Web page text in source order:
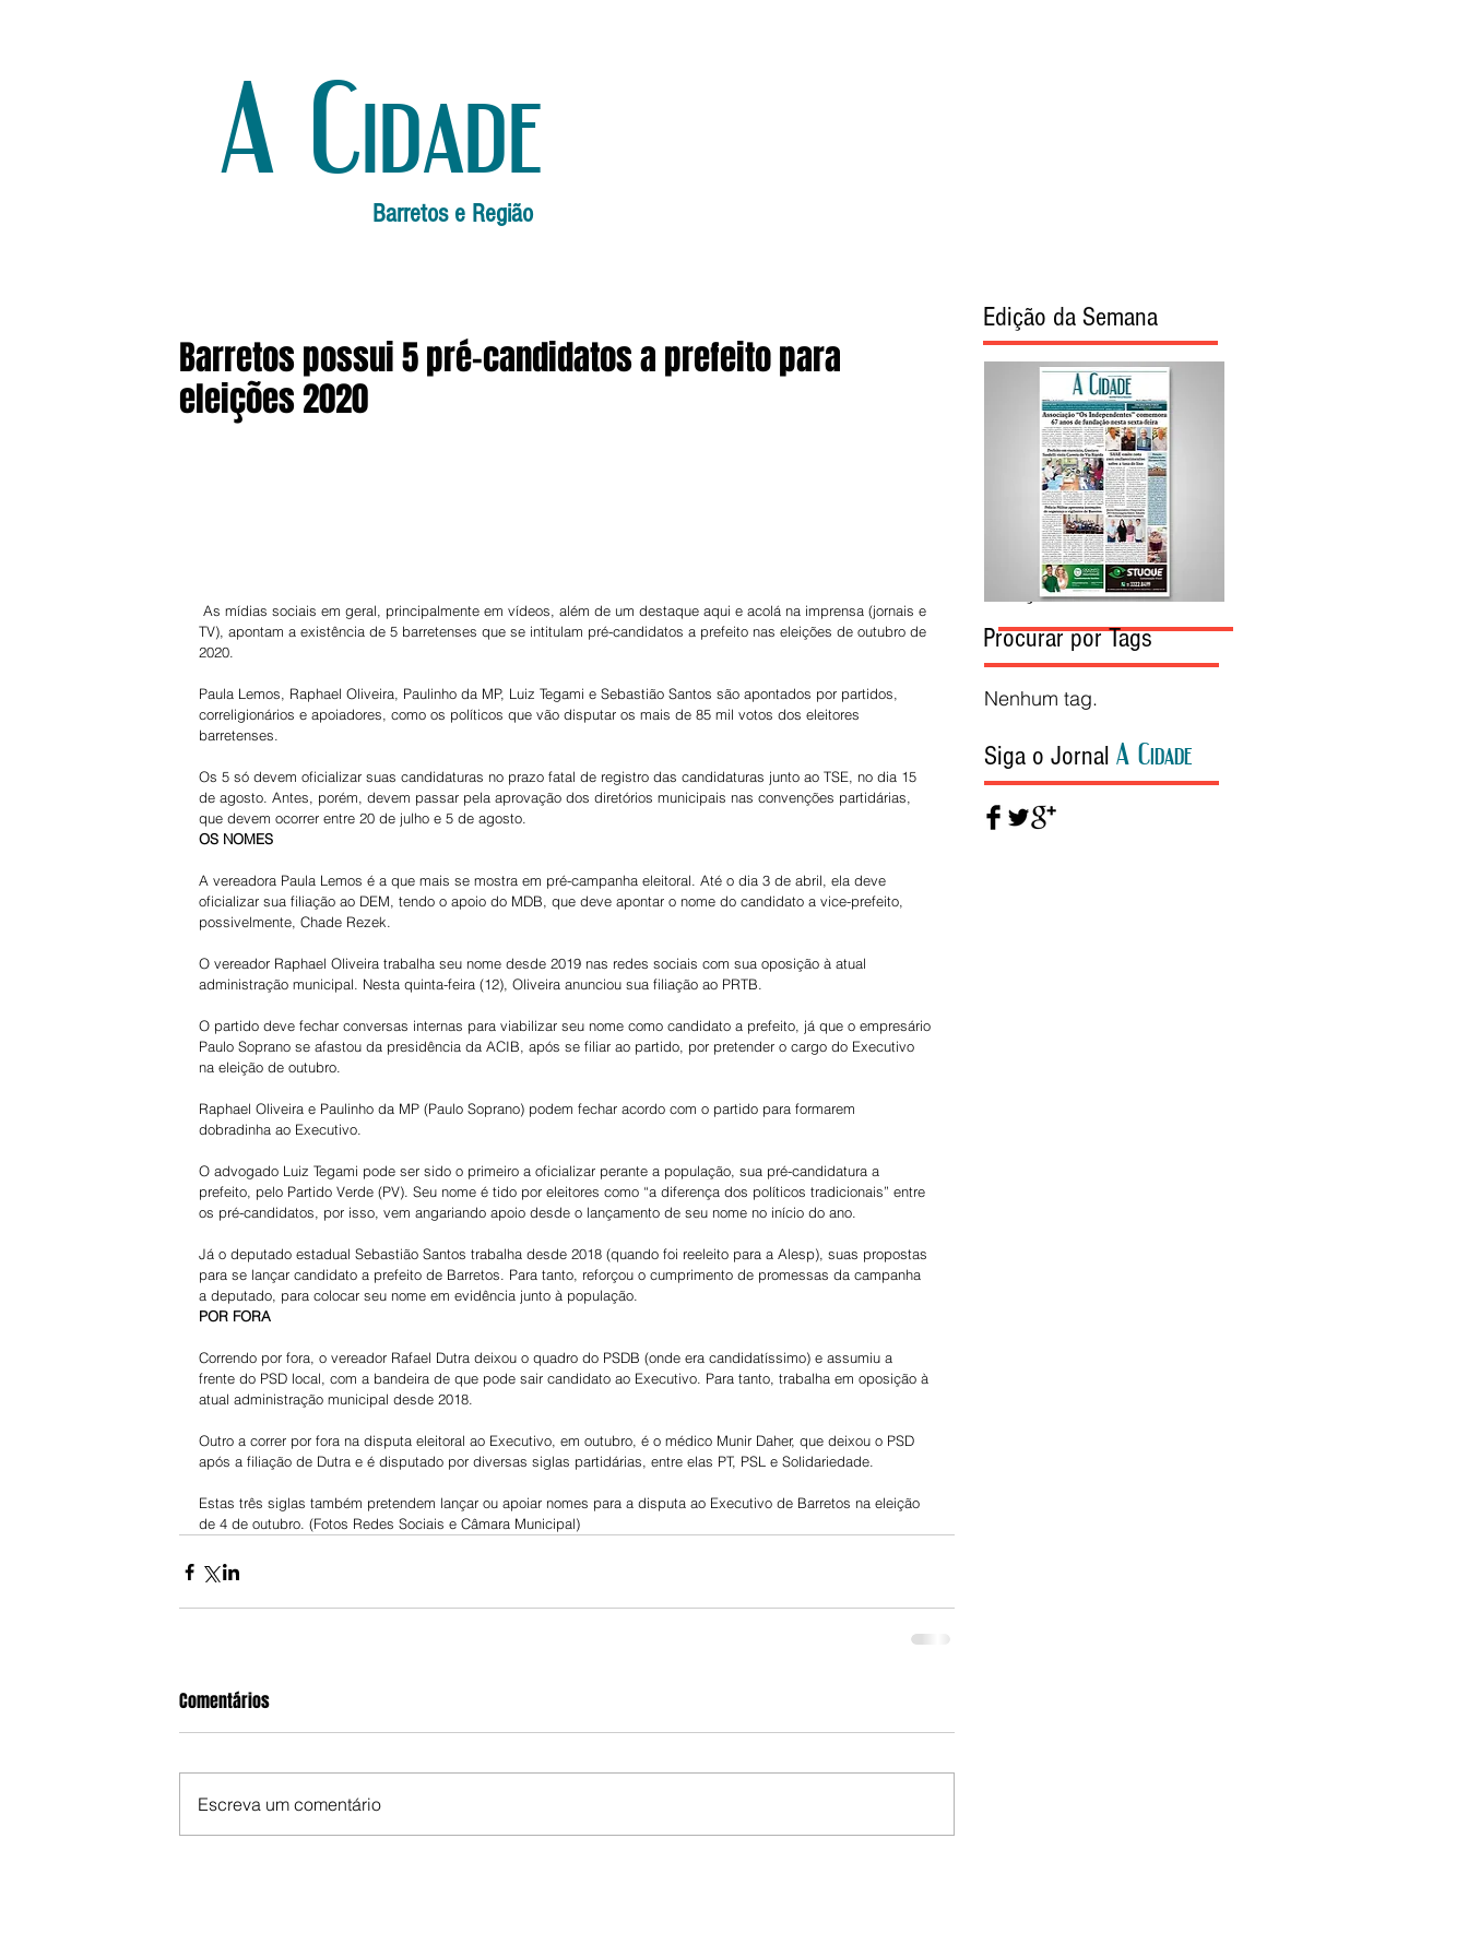
A Cidade
Barretos e Região
Barretos possui 5 pré-candidatos a prefeito para
eleições 2020
TV), apontam a existência de 5 barretenses que se intitulam pré-candidatos a prefeito nas eleições de outubro de
2020.
Paula Lemos, Raphael Oliveira, Paulinho da MP, Luiz Tegami e Sebastião Santos são apontados por partidos,
correligionários e apoiadores, como os políticos que vão disputar os mais de 85 mil votos dos eleitores
barretenses.
Os 5 só devem oficializar suas candidaturas no prazo fatal de registro das candidaturas junto ao TSE, no dia 15
de agosto. Antes, porém, devem passar pela aprovação dos diretórios municipais nas convenções partidárias,
que devem ocorrer entre 20 de julho e 5 de agosto.
OS NOMES
A vereadora Paula Lemos é a que mais se mostra em pré-campanha eleitoral. Até o dia 3 de abril, ela deve
oficializar sua filiação ao DEM, tendo o apoio do MDB, que deve apontar o nome do candidato a vice-prefeito,
possivelmente, Chade Rezek.
O vereador Raphael Oliveira trabalha seu nome desde 2019 nas redes sociais com sua oposição à atual
administração municipal. Nesta quinta-feira (12), Oliveira anunciou sua filiação ao PRTB.
O partido deve fechar conversas internas para viabilizar seu nome como candidato a prefeito, já que o empresário
Paulo Soprano se afastou da presidência da ACIB, após se filiar ao partido, por pretender o cargo do Executivo
na eleição de outubro.
Raphael Oliveira e Paulinho da MP (Paulo Soprano) podem fechar acordo com o partido para formarem
dobradinha ao Executivo.
O advogado Luiz Tegami pode ser sido o primeiro a oficializar perante a população, sua pré-candidatura a
prefeito, pelo Partido Verde (PV). Seu nome é tido por eleitores como “a diferença dos políticos tradicionais” entre
os pré-candidatos, por isso, vem angariando apoio desde o lançamento de seu nome no início do ano.
Já o deputado estadual Sebastião Santos trabalha desde 2018 (quando foi reeleito para a Alesp), suas propostas
para se lançar candidato a prefeito de Barretos. Para tanto, reforçou o cumprimento de promessas da campanha
a deputado, para colocar seu nome em evidência junto à população.
POR FORA
Correndo por fora, o vereador Rafael Dutra deixou o quadro do PSDB (onde era candidatíssimo) e assumiu a
frente do PSD local, com a bandeira de que pode sair candidato ao Executivo. Para tanto, trabalha em oposição à
atual administração municipal desde 2018.
Outro a correr por fora na disputa eleitoral ao Executivo, em outubro, é o médico Munir Daher, que deixou o PSD
após a filiação de Dutra e é disputado por diversas siglas partidárias, entre elas PT, PSL e Solidariedade.
Estas três siglas também pretendem lançar ou apoiar nomes para a disputa ao Executivo de Barretos na eleição
de 4 de outubro. (Fotos Redes Sociais e Câmara Municipal)
Comentários
Escreva um comentário
Edição da Semana
Edição da Semana
Procurar por Tags
Nenhum tag.
Siga o Jornal A Cidade